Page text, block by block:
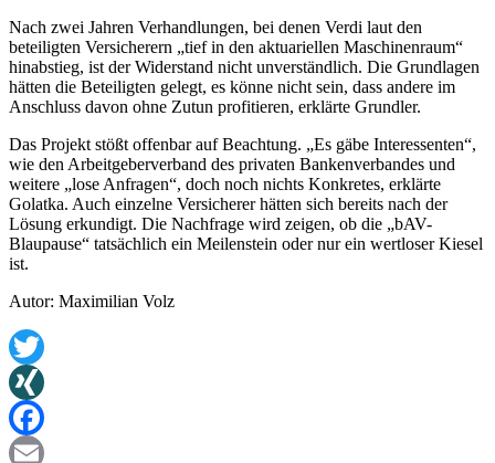
Nach zwei Jahren Verhandlungen, bei denen Verdi laut den
beteiligten Versicherern „tief in den aktuariellen Maschinenraum“
hinabstieg, ist der Widerstand nicht unverständlich. Die Grundlagen
hätten die Beteiligten gelegt, es könne nicht sein, dass andere im
Anschluss davon ohne Zutun profitieren, erklärte Grundler.
Das Projekt stößt offenbar auf Beachtung. „Es gäbe Interessenten“,
wie den Arbeitgeberverband des privaten Bankenverbandes und
weitere „lose Anfragen“, doch noch nichts Konkretes, erklärte
Golatka. Auch einzelne Versicherer hätten sich bereits nach der
Lösung erkundigt. Die Nachfrage wird zeigen, ob die „bAV-
Blaupause“ tatsächlich ein Meilenstein oder nur ein wertloser Kiesel
ist.
Autor: Maximilian Volz
Twitter
XING
Facebook